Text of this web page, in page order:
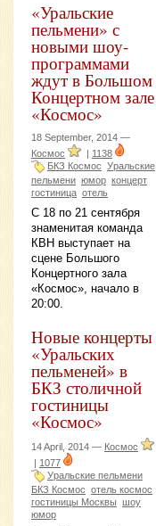
«Уральские
пельмени» с
новыми шоу-
программами
ждут в Большом
Концертном зале
«Космос»
18 September, 2014 —
Космос
| 1138
БКЗ Космос Уральские
пельмени юмор концерт
гостиница отель
С 18 по 21 сентября
знаменитая команда
КВН выступает на
сцене Большого
Концертного зала
«Космос», начало в
20:00.
Новые концерты
«Уральских
пельменей» в
БКЗ столичной
гостиницы
«Космос»
14 April, 2014 — Космос
1077
Уральские пельмени
БКЗ Космос отель космос
гостиницы Москвы шоу
юмор